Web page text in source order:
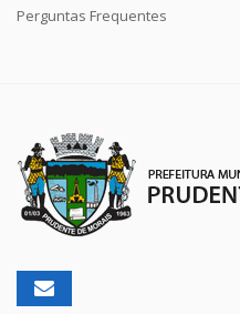
Perguntas Frequentes